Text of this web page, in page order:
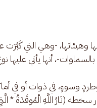
وهيئاتها، -وهي التي
، أنها يأتي عليها
وسوءٍ، في ذوات أو في
(نَارُ اللَّهِ الْمُوقَدَةُ *